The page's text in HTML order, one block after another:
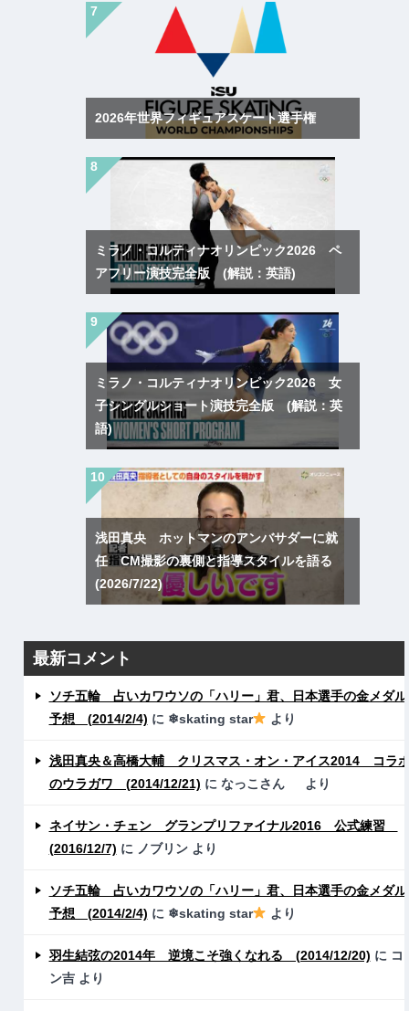
2026年世界フィギュアスケート選手権
ミラノ・コルティナオリンピック2026 ペ
アフリー演技完全版 (解説：英語)
ミラノ・コルティナオリンピック2026 女
子シングルショート演技完全版 (解説：英
語)
浅田真央 ホットマンのアンバサダーに就
任 CM撮影の裏側と指導スタイルを語る
(2026/7/22)
最新コメント
ソチ五輪 占いカワウソの「ハリー」君、日本選手の金メダル
予想 (2014/2/4) に ❄skating star より
浅田真央＆高橋大輔 クリスマス・オン・アイス2014 コラ
のウラガワ (2014/12/21) に なっこさん より
ネイサン・チェン グランプリファイナル2016 公式練習
(2016/12/7) に ノブリンより
ソチ五輪 占いカワウソの「ハリー」君、日本選手の金メダル
予想 (2014/2/4) に ❄skating star より
羽生結弦の2014年 逆境こそ強くなれる (2014/12/20) に コ
ン吉より